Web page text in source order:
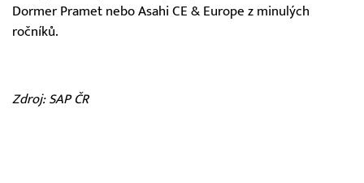
Dormer Pramet nebo Asahi CE & Europe z minulých
ročníků.
Zdroj: SAP ČR